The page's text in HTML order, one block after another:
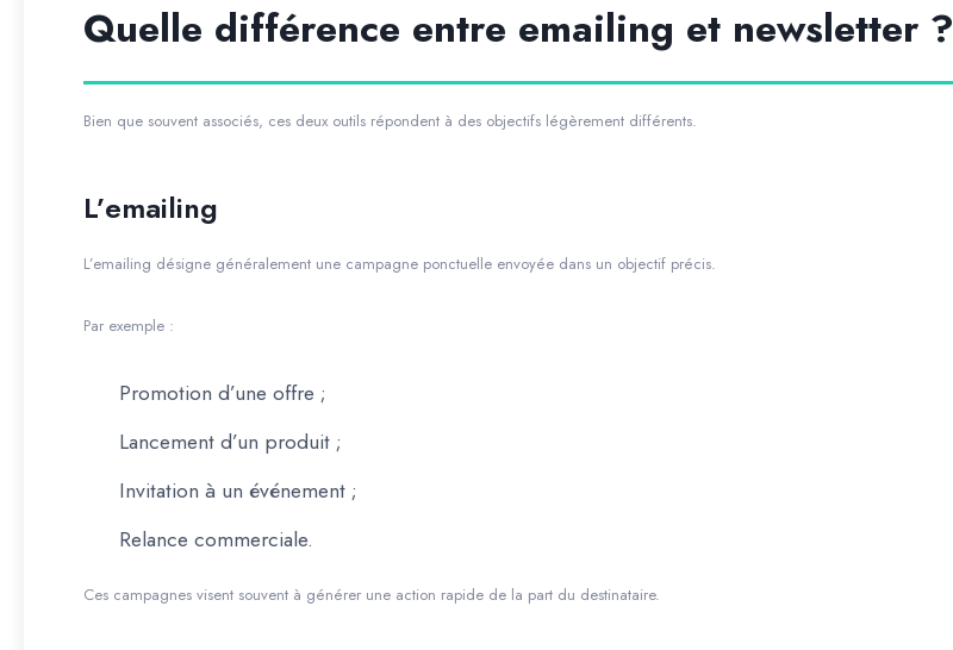
Quelle différence entre emailing et newsletter ?
Bien que souvent associés, ces deux outils répondent à des objectifs légèrement différents.
L’emailing
L’emailing désigne généralement une campagne ponctuelle envoyée dans un objectif précis.
Par exemple :
Promotion d’une offre ;
Lancement d’un produit ;
Invitation à un événement ;
Relance commerciale.
Ces campagnes visent souvent à générer une action rapide de la part du destinataire.